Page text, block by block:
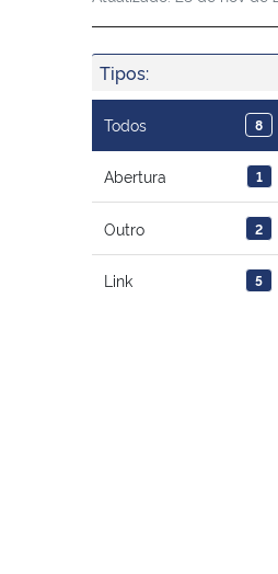
Tipos:
Todos 8
Abertura 1
Outro 2
Link 5